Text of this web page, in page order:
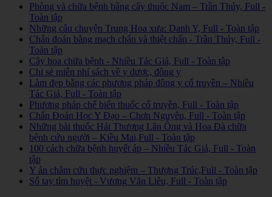
Phòng và chữa bệnh bằng cây thuốc Nam – Trần Thúy, Full -
Toàn tập
Những câu chuyện Trung Hoa xưa: Danh Y, Full - Toàn tập
Chẩn đoán bằng mạch chẩn và thiệt chẩn - Trần Thúy, Full -
Toàn tập
Cây hoa chữa bệnh - Nhiều Tác Giả, Full - Toàn tập
Chi sẻ miễn phí sách về y dược, đông y
Làm đẹp bằng các phương pháp đông y cổ truyền – Nhiều
Tác Giả, Full - Toàn tập
Phương pháp chế biến thuốc cổ truyền, Full - Toàn tập
Chẩn Đoán Học Y Đạo – Chơn Nguyên, Full - Toàn tập
Những bài thuốc Hải Thượng Lãn Ông và Hoa Đà chữa
bệnh cứu người – Kiều Mai,Full - Toàn tập
100 cách chữa bệnh huyết áp – Nhiều Tác Giả, Full - Toàn
tập
Y án châm cứu thực nghiệm – Thượng Trúc,Full - Toàn tập
Sổ tay tìm huyệt - Vương Văn Liêu, Full - Toàn tập